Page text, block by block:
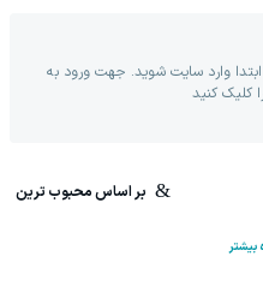
وارد سایت شوید. جهت ورود به
کلیک کنید
بر اساس محبوب ترین